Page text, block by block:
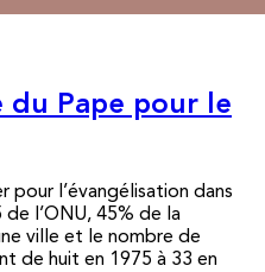
Pape pour le
pour l’évangélisation dans
l’ONU, 45% de la
ville et le nombre de
de huit en 1975 à 33 en